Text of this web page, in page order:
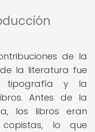
de la
la literatura fue
tipografía y la
Antes de la
los libros eran
lo que